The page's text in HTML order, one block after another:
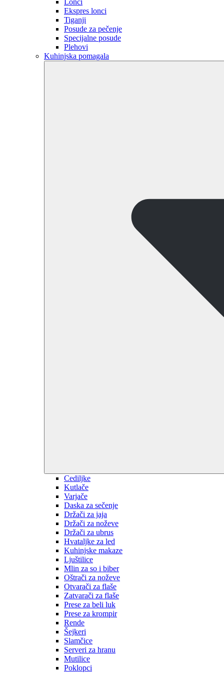
Lonci
Ekspres lonci
Tiganji
Posude za pečenje
Specijalne posude
Plehovi
Kuhinjska pomagala
Cediljke
Kutlače
Varjače
Daska za sečenje
Držači za jaja
Držači za noževe
Držači za ubrus
Hvataljke za led
Kuhinjske makaze
Ljuštilice
Mlin za so i biber
Oštrači za noževe
Otvarači za flaše
Zatvarači za flaše
Prese za beli luk
Prese za krompir
Rende
Šejkeri
Slamčice
Serveri za hranu
Mutilice
Poklopci